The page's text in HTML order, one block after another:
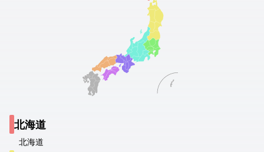
北海道
北海道